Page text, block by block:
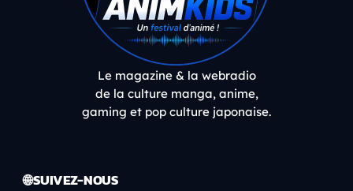
Le magazine & la webradio
de la culture manga, anime,
gaming et pop culture japonaise.
🌐 SUIVEZ-NOUS